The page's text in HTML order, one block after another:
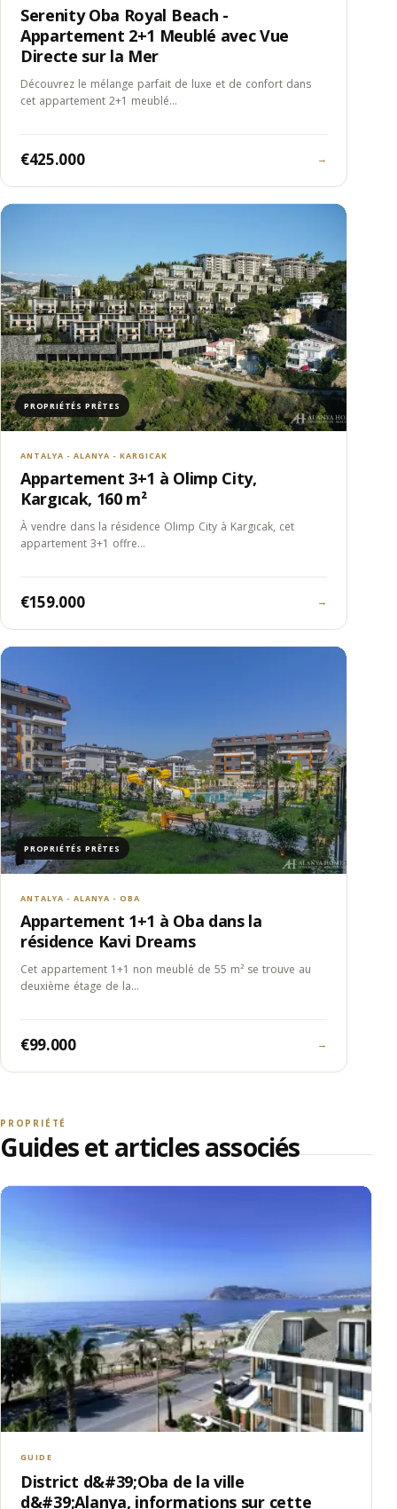
Serenity Oba Royal Beach -
Appartement 2+1 Meublé avec Vue
Directe sur la Mer
Découvrez le mélange parfait de luxe et de confort dans
cet appartement 2+1 meublé…
€425.000 →
PROPRIÉTÉS PRÊTES
ANTALYA - ALANYA - KARGICAK
Appartement 3+1 à Olimp City,
Kargıcak, 160 m²
À vendre dans la résidence Olimp City à Kargıcak, cet
appartement 3+1 offre…
€159.000 →
PROPRIÉTÉS PRÊTES
ANTALYA - ALANYA - OBA
Appartement 1+1 à Oba dans la
résidence Kavi Dreams
Cet appartement 1+1 non meublé de 55 m² se trouve au
deuxième étage de la…
€99.000 →
PROPRIÉTÉ
Guides et articles associés
GUIDE
District d&#39;Oba de la ville
d&#39;Alanya, informations sur cette